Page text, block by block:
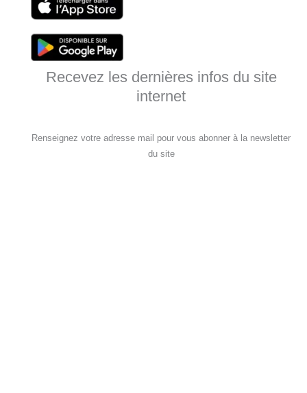
Recevez les dernières infos du site
internet
Renseignez votre adresse mail pour vous abonner à la newsletter
du site